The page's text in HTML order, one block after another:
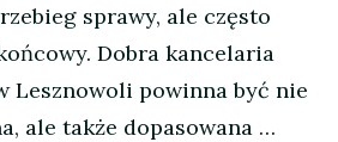
sprawy, ale często
Dobra kancelaria
Lesznowoli powinna być nie
ale także dopasowana …